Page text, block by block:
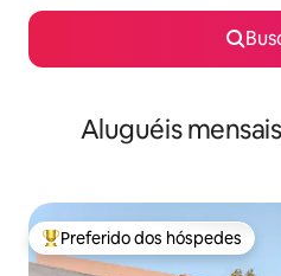
Aluguéis
Entre os melhores preferidos
Preferido dos hóspedes